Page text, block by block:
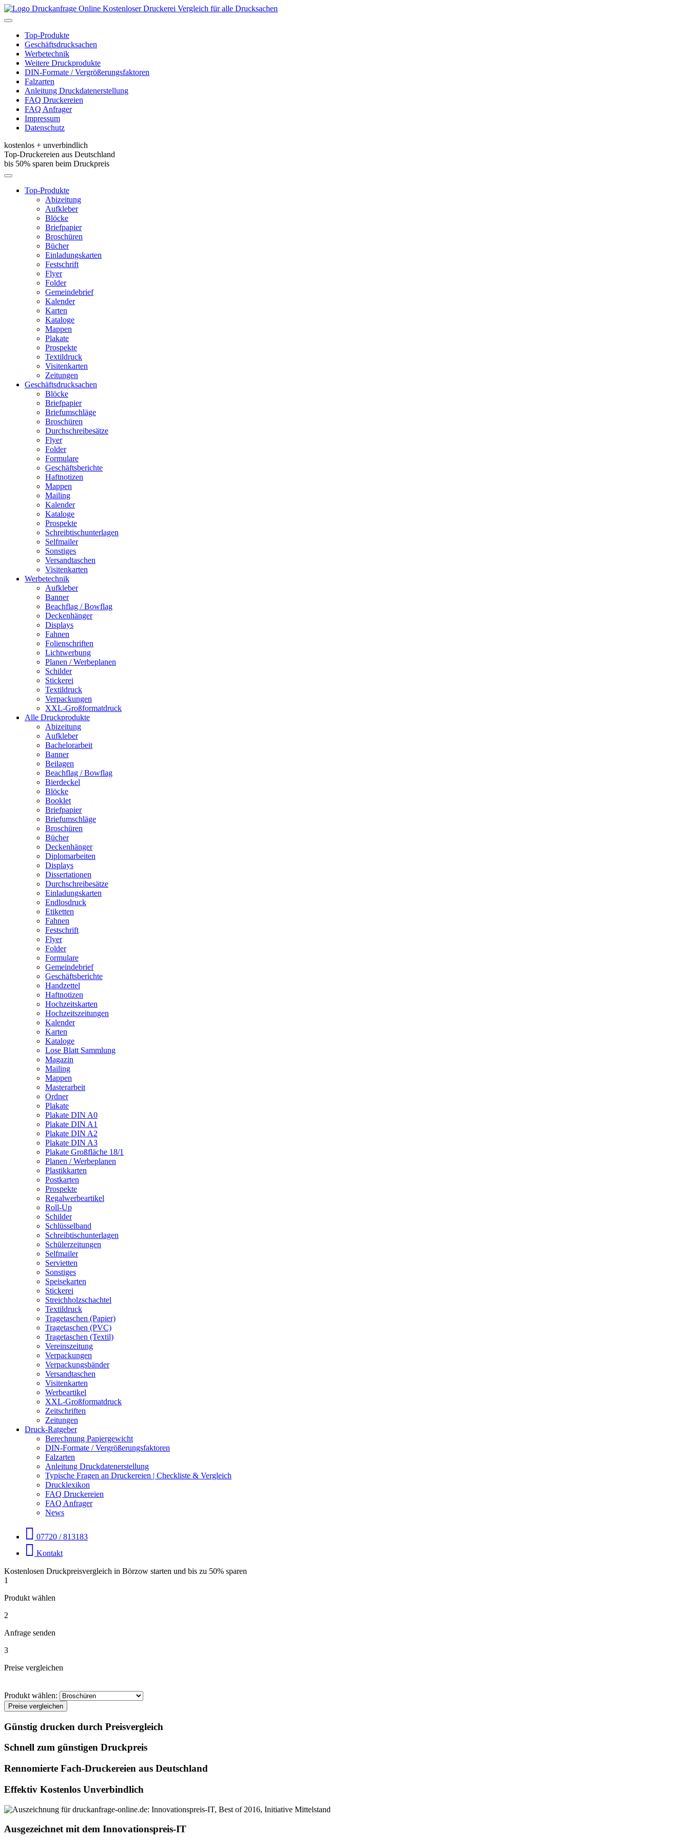
Kostenloser Druckerei Vergleich für alle Drucksachen
Toggle
navigationTop-Produkte
Geschäftsdrucksachen
Werbetechnik
Weitere Druckprodukte
DIN-Formate / Vergrößerungsfaktoren
Falzarten
Anleitung Druckdatenerstellung
FAQ Druckereien
FAQ Anfrager
Impressum
Datenschutz
kostenlos + unverbindlich
Top-Druckereien aus Deutschland
bis 50% sparen beim Druckpreis
Toggle
navigationTop-Produkte
Abizeitung
Aufkleber
Blöcke
Briefpapier
Broschüren
Bücher
Einladungskarten
Festschrift
Flyer
Folder
Gemeindebrief
Kalender
Karten
Kataloge
Mappen
Plakate
Prospekte
Textildruck
Visitenkarten
Zeitungen
Geschäftsdrucksachen
Blöcke
Briefpapier
Briefumschläge
Broschüren
Durchschreibesätze
Flyer
Folder
Formulare
Geschäftsberichte
Haftnotizen
Mappen
Mailing
Kalender
Kataloge
Prospekte
Schreibtischunterlagen
Selfmailer
Sonstiges
Versandtaschen
Visitenkarten
Werbetechnik
Aufkleber
Banner
Beachflag / Bowflag
Deckenhänger
Displays
Fahnen
Folienschriften
Lichtwerbung
Planen / Werbeplanen
Schilder
Stickerei
Textildruck
Verpackungen
XXL-Großformatdruck
Alle Druckprodukte
Abizeitung
Aufkleber
Bachelorarbeit
Banner
Beilagen
Beachflag / Bowflag
Bierdeckel
Blöcke
Booklet
Briefpapier
Briefumschläge
Broschüren
Bücher
Deckenhänger
Diplomarbeiten
Displays
Dissertationen
Durchschreibesätze
Einladungskarten
Endlosdruck
Etiketten
Fahnen
Festschrift
Flyer
Folder
Formulare
Gemeindebrief
Geschäftsberichte
Handzettel
Haftnotizen
Hochzeitskarten
Hochzeitszeitungen
Kalender
Karten
Kataloge
Lose Blatt Sammlung
Magazin
Mailing
Mappen
Masterarbeit
Ordner
Plakate
Plakate DIN A0
Plakate DIN A1
Plakate DIN A2
Plakate DIN A3
Plakate Großfläche 18/1
Planen / Werbeplanen
Plastikkarten
Postkarten
Prospekte
Regalwerbeartikel
Roll-Up
Schilder
Schlüsselband
Schreibtischunterlagen
Schülerzeitungen
Selfmailer
Servietten
Sonstiges
Speisekarten
Stickerei
Streichholzschachtel
Textildruck
Tragetaschen (Papier)
Tragetaschen (PVC)
Tragetaschen (Textil)
Vereinszeitung
Verpackungen
Verpackungsbänder
Versandtaschen
Visitenkarten
Werbeartikel
XXL-Großformatdruck
Zeitschriften
Zeitungen
Druck-Ratgeber
Berechnung Papiergewicht
DIN-Formate / Vergrößerungsfaktoren
Falzarten
Anleitung Druckdatenerstellung
Typische Fragen an Druckereien | Checkliste & Vergleich
Drucklexikon
FAQ Druckereien
FAQ Anfrager
News
07720 / 813183
Kontakt
Kostenlosen Druckpreisvergleich in Börzow starten und bis zu 50% sparen
1
Produkt wählen
2
Anfrage senden
3
Preise vergleichen
Produkt wählen:
Preise vergleichen
Günstig drucken durch Preisvergleich
Schnell zum günstigen Druckpreis
Rennomierte Fach-Druckereien aus Deutschland
Effektiv Kostenlos Unverbindlich
Ausgezeichnet mit dem Innovationspreis-IT